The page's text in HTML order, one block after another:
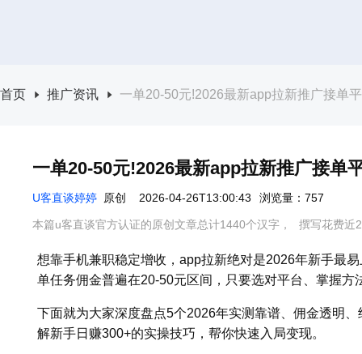
首页 推广资讯 一单20-50元!2026最新app拉新推广接单
一单20-50元!2026最新app拉新推广接单
U客直谈婷婷 原创 2026-04-26T13:00:43 浏览量：757
本篇u客直谈官方认证的原创文章总计1440个汉字， 撰写花费近
想靠手机兼职稳定增收，app拉新绝对是2026年新手最
单任务佣金普遍在20-50元区间，只要选对平台、掌握
下面就为大家深度盘点5个2026年实测靠谱、佣金透明
解新手日赚300+的实操技巧，帮你快速入局变现。